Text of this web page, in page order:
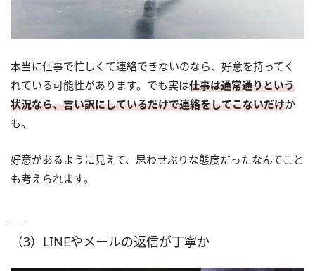
本当に仕事で忙しくて連絡できないのなら、好意を持ってく
れている可能性があります。でも実は仕事は通常通りという
状況なら、言い訳にしているだけで連絡をしてこないだけか
も。
好意があるように見えて、思わせぶりな態度だったなんてこと
も考えられます。
（3）LINEやメールの返信が丁寧か